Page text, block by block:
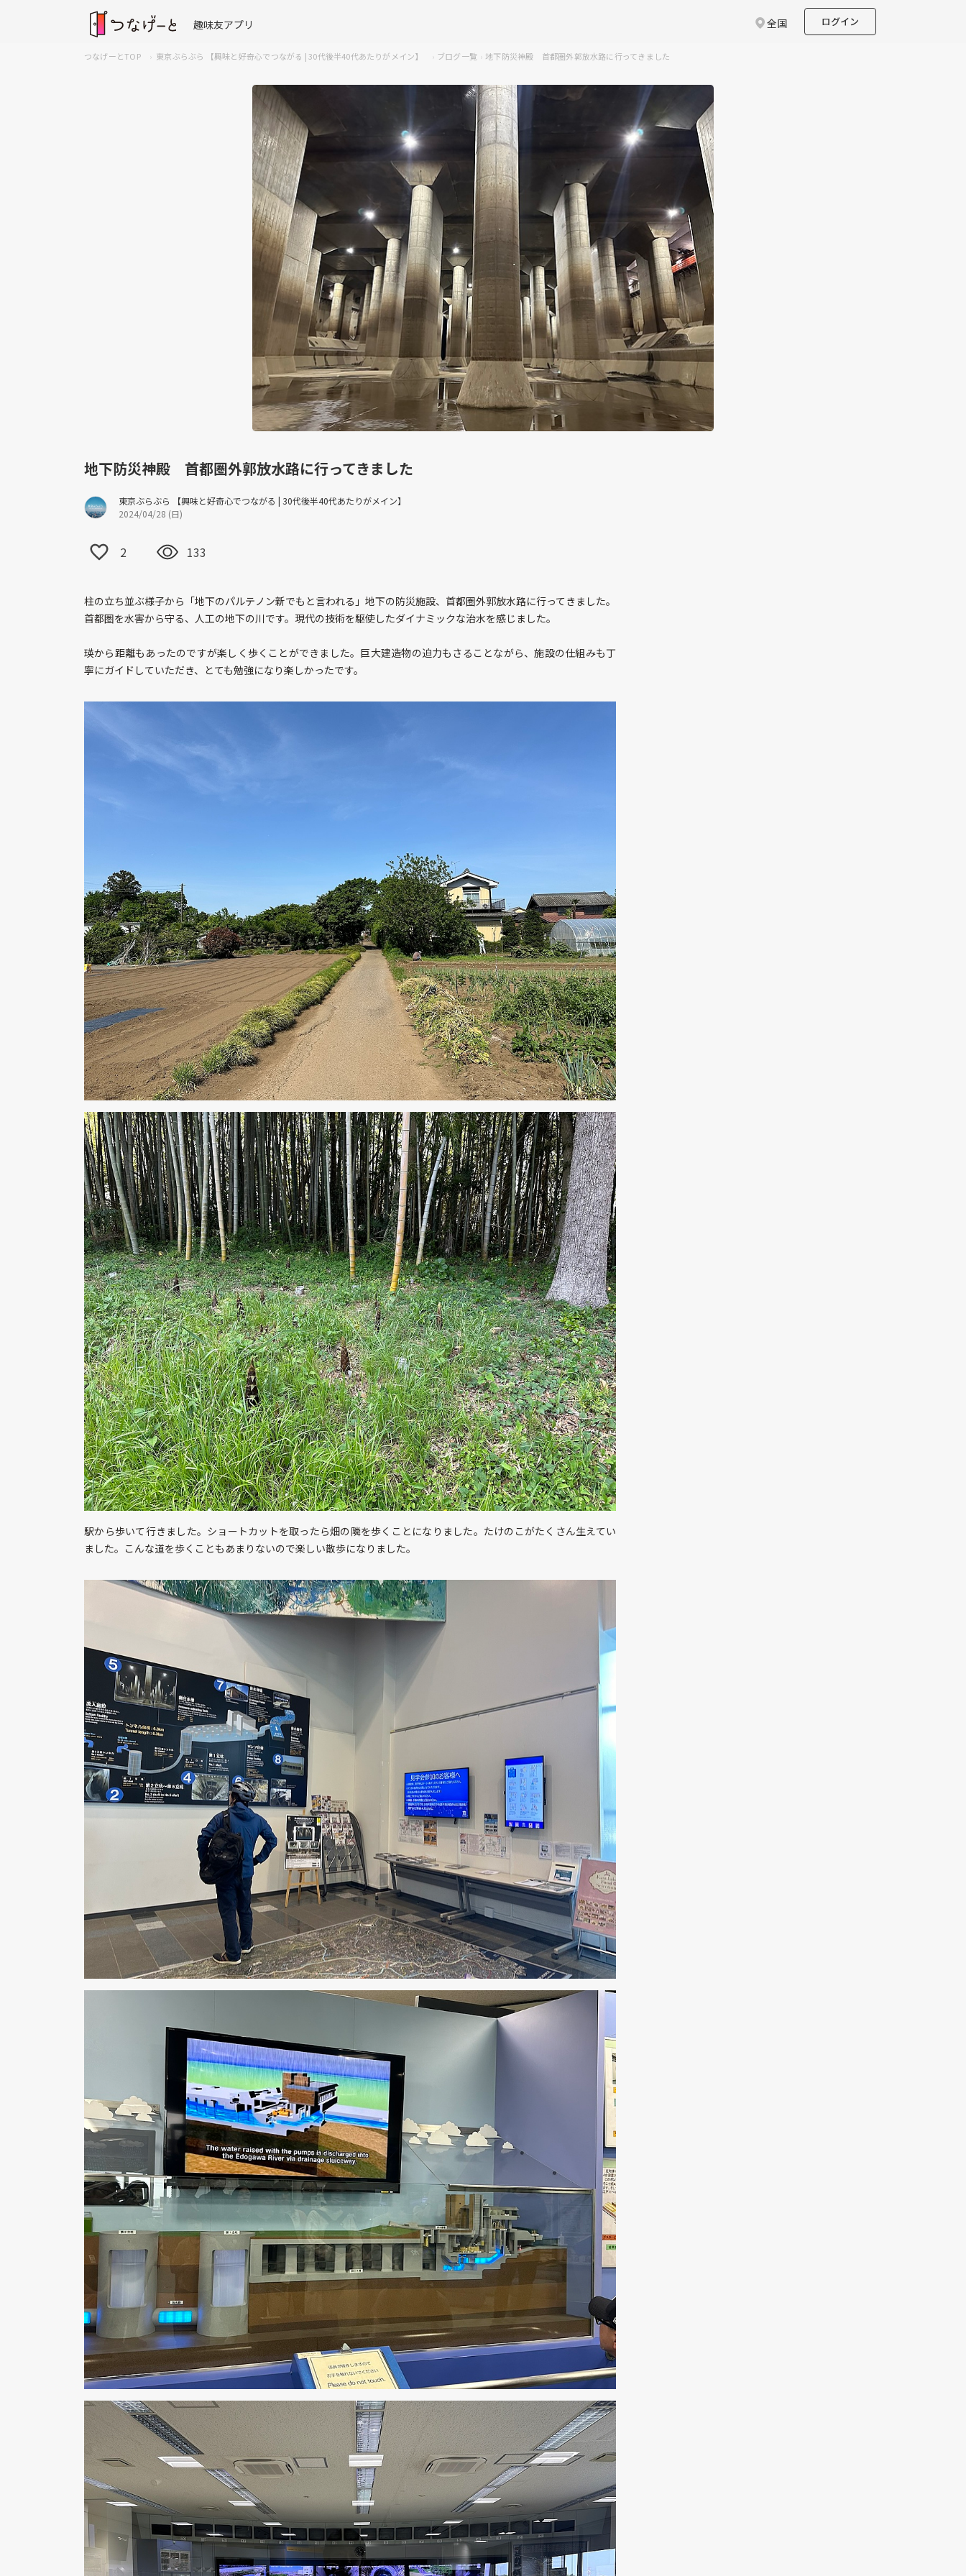
趣味友アプリ 全国 ログイン
つなげーとTOP 東京ぶらぶら 【興味と好奇心でつながる | 30代後半40代あたりがメイン】 ブログ一覧 地下防災神殿 首都圏外郭放水路に行ってきました
地下防災神殿 首都圏外郭放水路に行ってきました
東京ぶらぶら 【興味と好奇心でつながる | 30代後半40代あたりがメイン】
2024/04/28 (日)
2 133
柱の立ち並ぶ様子から「地下のパルテノン新でもと言われる」地下の防災施設、首都圏外郭放水路に行ってきました。
首都圏を水害から守る、人工の地下の川です。現代の技術を駆使したダイナミックな治水を感じました。
瑛から距離もあったのですが楽しく歩くことができました。巨大建造物の迫力もさることながら、施設の仕組みも丁
寧にガイドしていただき、とても勉強になり楽しかったです。
駅から歩いて行きました。ショートカットを取ったら畑の隣を歩くことになりました。たけのこがたくさん生えてい
ました。こんな道を歩くこともあまりないので楽しい散歩になりました。